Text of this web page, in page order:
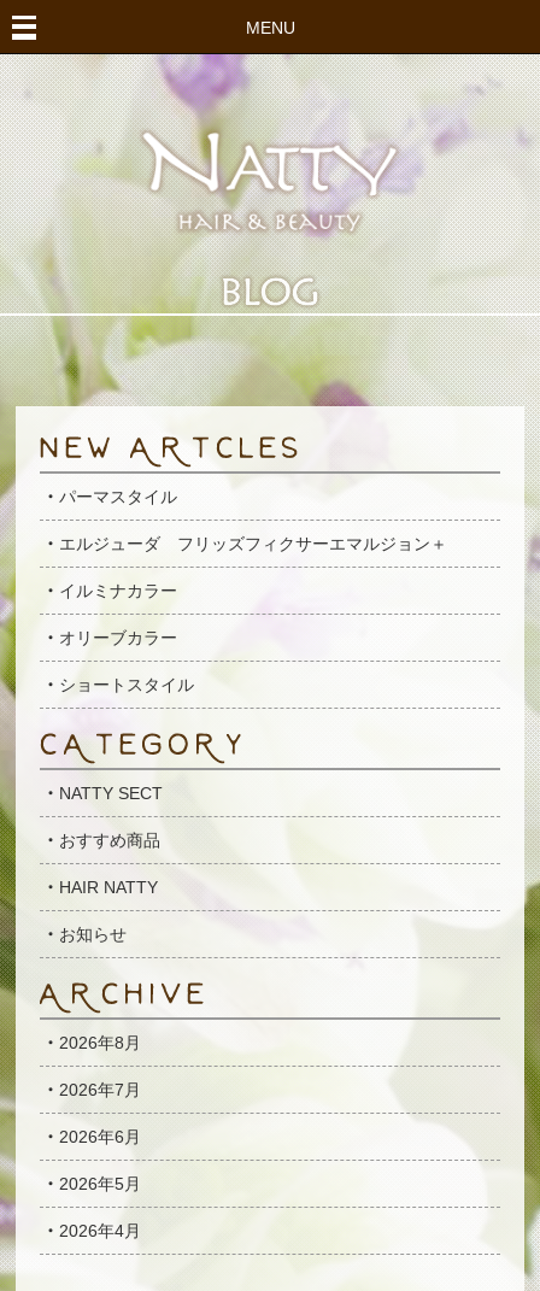
MENU
パーマスタイル
エルジューダ フリッズフィクサーエマルジョン＋
イルミナカラー
オリーブカラー
ショートスタイル
NATTY SECT
おすすめ商品
HAIR NATTY
お知らせ
2026年8月
2026年7月
2026年6月
2026年5月
2026年4月